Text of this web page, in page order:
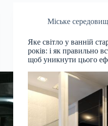
Міське
Яке світло у ванній
років: і як правильно
щоб уникнути цього